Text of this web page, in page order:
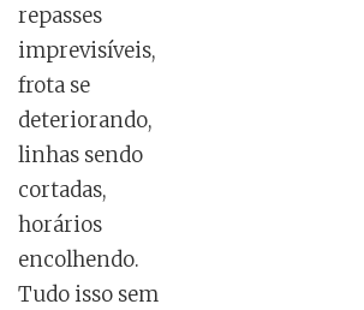
repasses
imprevisíveis,
frota se
deteriorando,
linhas sendo
cortadas,
horários
encolhendo.
Tudo isso sem